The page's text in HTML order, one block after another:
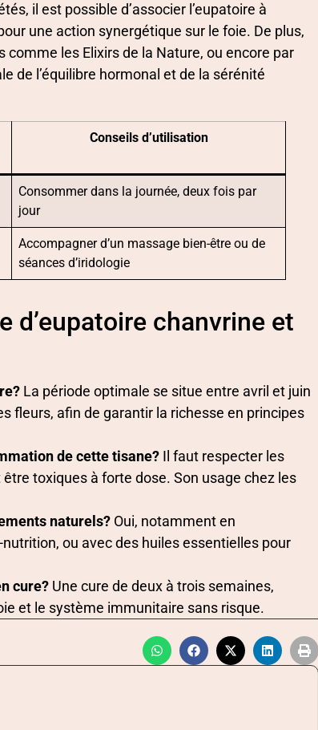
il est possible d’associer l’eupatoire à
une action synergétique sur le foie. De plus,
les Elixirs de la Nature, ou encore par
de l’équilibre hormonal et de la sérénité
Conseils d’utilisation
Consommer dans la journée, deux fois par
jour
Accompagner d’un massage bien-être ou de
séances d’iridologie
d’eupatoire chanvrine et
La période optimale se situe entre avril et juin
fleurs, afin de garantir la richesse en principes
de cette tisane? Il faut respecter les
toxiques à forte dose. Son usage chez les
naturels? Oui, notamment en
ou avec des huiles essentielles pour
cure? Une cure de deux à trois semaines,
et le système immunitaire sans risque.